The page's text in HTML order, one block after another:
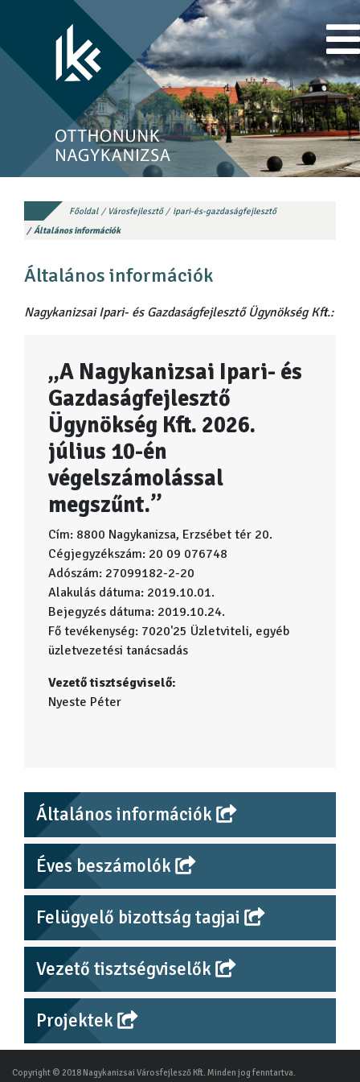
Főoldal Városfejlesztő
ipari-és-gazdaságfejlesztő
Általános információk
Általános információk
Nagykanizsai Ipari- és Gazdaságfejlesztő Ügynökség Kft.:
„A Nagykanizsai Ipari- és
Gazdaságfejlesztő
Ügynökség Kft. 2026.
július 10-én
végelszámolással
megszűnt.”
Cím: 8800 Nagykanizsa, Erzsébet tér 20.
Cégjegyzékszám: 20 09 076748
Adószám: 27099182-2-20
Alakulás dátuma: 2019.10.01.
Bejegyzés dátuma: 2019.10.24.
Fő tevékenység: 7020'25 Üzletviteli, egyéb
üzletvezetési tanácsadás
Vezető tisztségviselő:
Nyeste Péter
Általános információk
Éves beszámolók
Felügyelő bizottság tagjai
Vezető tisztségviselők
Projektek
Copyright © 2018 Nagykanizsai Városfejlesző Kft. Minden jog fenntartva.